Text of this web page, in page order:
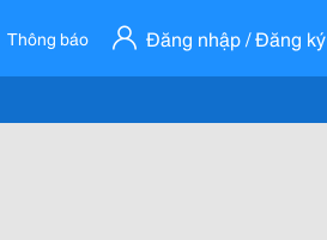
Thông báo Đăng nhập / Đăng ký